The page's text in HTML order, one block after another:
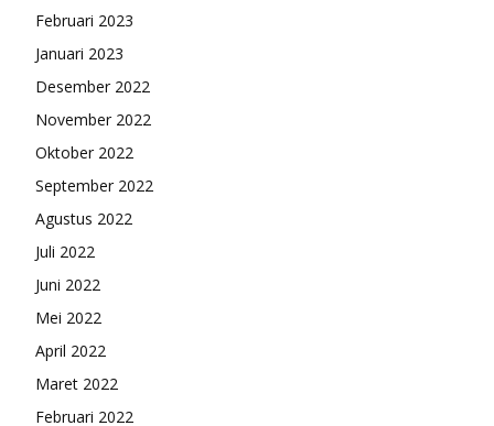
Februari 2023
Januari 2023
Desember 2022
November 2022
Oktober 2022
September 2022
Agustus 2022
Juli 2022
Juni 2022
Mei 2022
April 2022
Maret 2022
Februari 2022